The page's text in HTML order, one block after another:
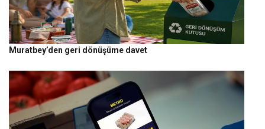
Muratbey’den geri dönüşüme davet